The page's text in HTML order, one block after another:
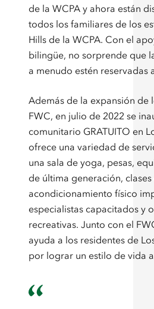
de la WCPA y ahora están
todos los familiares de los
Hills de la WCPA. Con el
bilingüe, no sorprende que
a menudo estén reservadas
Además de la expansión de
FWC, en julio de 2022 se
comunitario GRATUITO en
ofrece una variedad de
una sala de yoga, pesas,
de última generación, clases
acondicionamiento físico
especialistas capacitados y
recreativas. Junto con el
ayuda a los residentes de
por lograr un estilo de vida